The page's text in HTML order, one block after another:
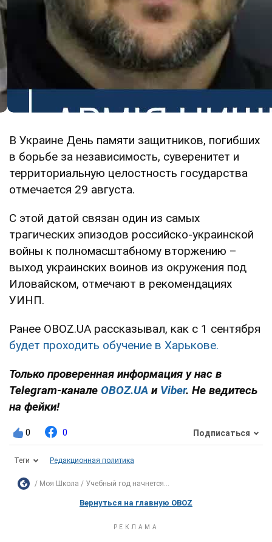
В Украине День памяти защитников, погибших
в борьбе за независимость, суверенитет и
территориальную целостность государства
отмечается 29 августа.
С этой датой связан один из самых
трагических эпизодов российско-украинской
войны к полномасштабному вторжению –
выход украинских воинов из окружения под
Иловайском, отмечают в рекомендациях
УИНП.
Ранее OBOZ.UA рассказывал, как с 1 сентября
будет проходить обучение в Харькове.
Только проверенная информация у нас в
Telegram-канале OBOZ.UA и Viber. Не ведитесь
на фейки!
0 0 Подписаться
Теги Редакционная политика
Моя Школа Учебный год начнется...
Вернуться на главную OBOZ